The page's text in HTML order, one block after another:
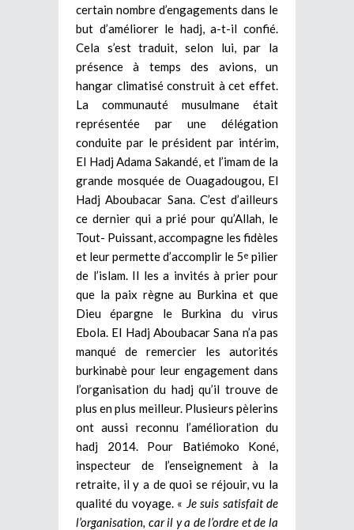
certain nombre d’engagements dans le
but d’améliorer le hadj, a-t-il confié.
Cela s’est traduit, selon lui, par la
présence à temps des avions, un
hangar climatisé construit à cet effet.
La communauté musulmane était
représentée par une délégation
conduite par le président par intérim,
El Hadj Adama Sakandé, et l’imam de la
grande mosquée de Ouagadougou, El
Hadj Aboubacar Sana. C’est d’ailleurs
ce dernier qui a prié pour qu’Allah, le
Tout- Puissant, accompagne les fidèles
et leur permette d’accomplir le 5e pilier
de l’islam. Il les a invités à prier pour
que la paix règne au Burkina et que
Dieu épargne le Burkina du virus
Ebola. El Hadj Aboubacar Sana n’a pas
manqué de remercier les autorités
burkinabè pour leur engagement dans
l’organisation du hadj qu’il trouve de
plus en plus meilleur. Plusieurs pèlerins
ont aussi reconnu l’amélioration du
hadj 2014. Pour Batiémoko Koné,
inspecteur de l’enseignement à la
retraite, il y a de quoi se réjouir, vu la
qualité du voyage. « Je suis satisfait de
l’organisation, car il y a de l’ordre et de la